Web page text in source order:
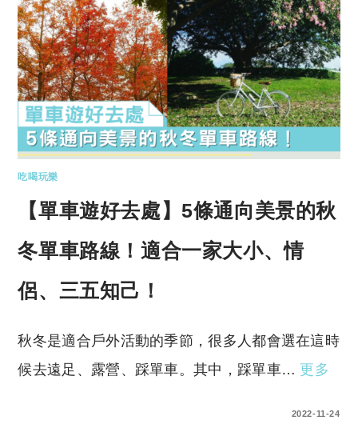
吃喝玩樂
【單車遊好去處】5條通向美景的秋
冬單車路線！適合一家大小、情
侶、三五知己！
秋冬是適合戶外活動的季節，很多人都會選在這時
候去遠足、露營、踩單車。其中，踩單車… 更多
2022-11-24